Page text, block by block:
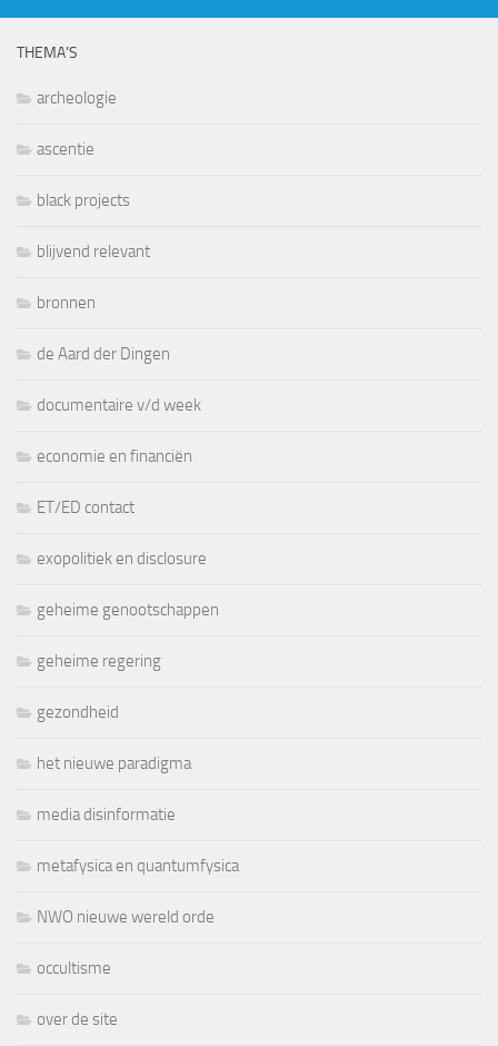
THEMA’S
archeologie
ascentie
black projects
blijvend relevant
bronnen
de Aard der Dingen
documentaire v/d week
economie en financiën
ET/ED contact
exopolitiek en disclosure
geheime genootschappen
geheime regering
gezondheid
het nieuwe paradigma
media disinformatie
metafysica en quantumfysica
NWO nieuwe wereld orde
occultisme
over de site